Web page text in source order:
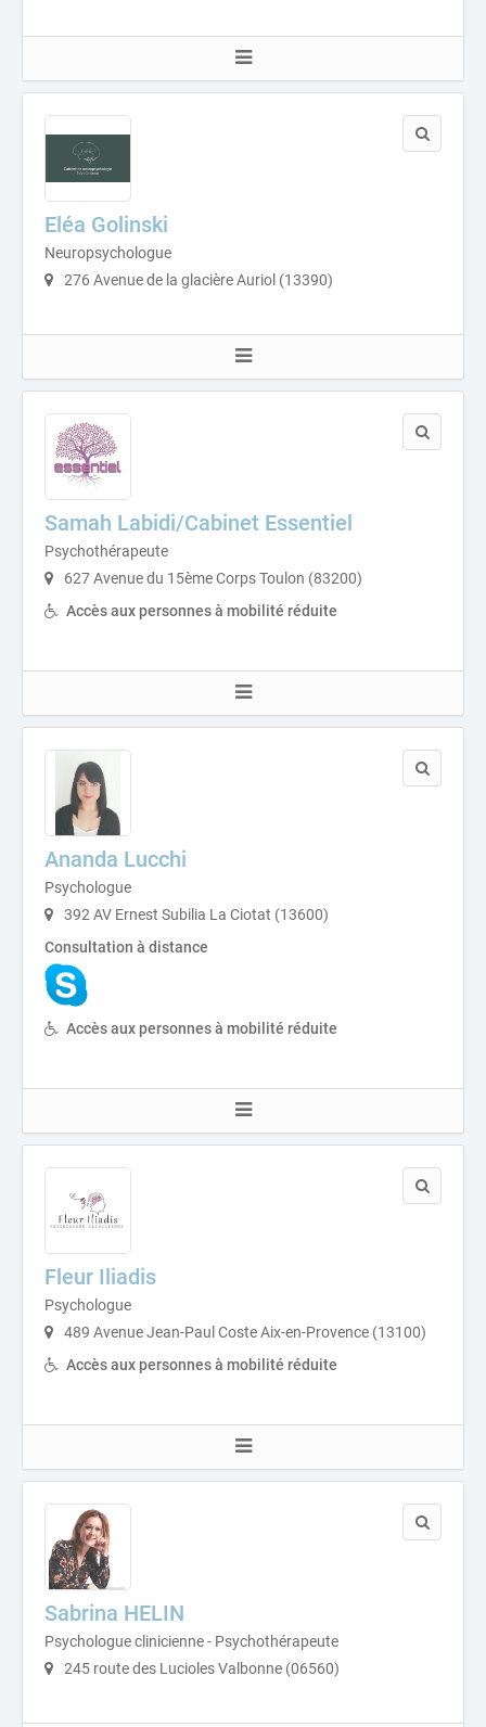
Eléa Golinski
Neuropsychologue
276 Avenue de la glacière Auriol (13390)
Samah Labidi/Cabinet Essentiel
Psychothérapeute
627 Avenue du 15ème Corps Toulon (83200)
Accès aux personnes à mobilité réduite
Ananda Lucchi
Psychologue
392 AV Ernest Subilia La Ciotat (13600)
Consultation à distance
Accès aux personnes à mobilité réduite
Fleur Iliadis
Psychologue
489 Avenue Jean-Paul Coste Aix-en-Provence (13100)
Accès aux personnes à mobilité réduite
Sabrina HELIN
Psychologue clinicienne - Psychothérapeute
245 route des Lucioles Valbonne (06560)